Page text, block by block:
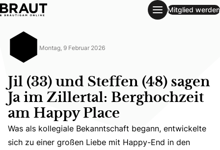
Jil (33) und Steffen (48) sagen Ja im Zillertal:
Mitglied werden
Montag, 9 Februar 2026
Jil (33) und Steffen (48) sagen
Ja im Zillertal: Berghochzeit
am Happy Place
Was als kollegiale Bekanntschaft begann, entwickelte
sich zu einer großen Liebe mit Happy-End in den